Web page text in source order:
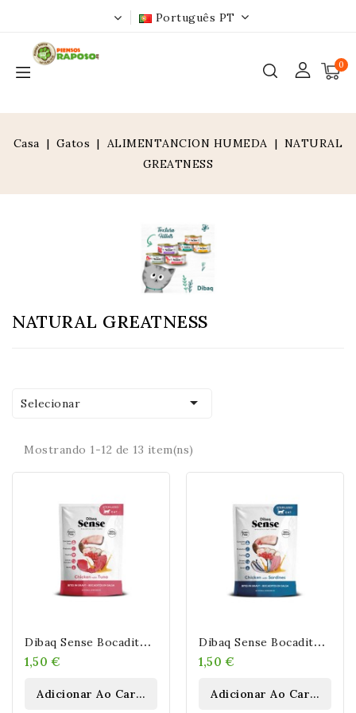
Português PT
0
Casa Gatos ALIMENTANCION HUMEDA
NATURAL
GREATNESS
NATURAL GREATNESS
Selecionar 
Mostrando 1-12 de 13 item(ns)
D
Ibaq Sense Bocaditos En Salsa Pollo Con Atún 100 Gr
1,50 €
Adicionar Ao Carrinho
D
Ibaq Sense Bocaditos En Salsa Pollo Con Sardinas 100 Gr
1,50 €
Adicionar Ao Carrinho